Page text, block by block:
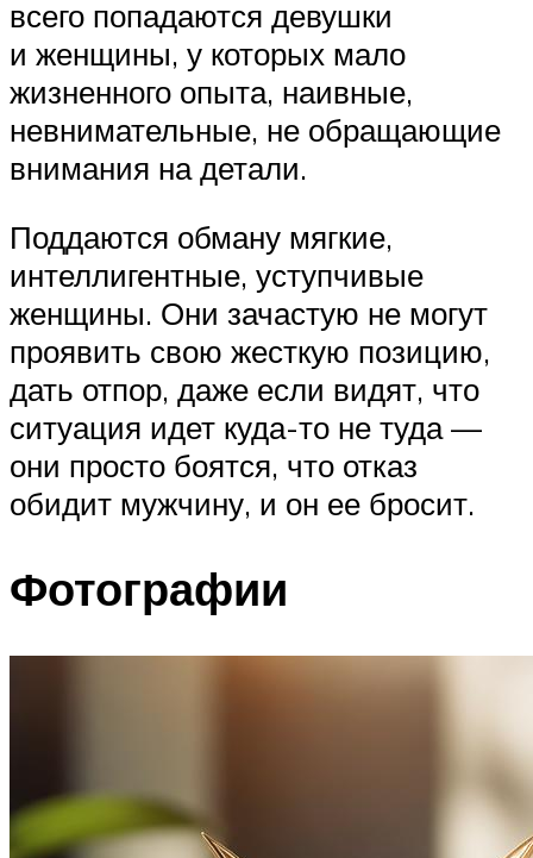
всего попадаются девушки
и женщины, у которых мало
жизненного опыта, наивные,
невнимательные, не обращающие
внимания на детали.
Поддаются обману мягкие,
интеллигентные, уступчивые
женщины. Они зачастую не могут
проявить свою жесткую позицию,
дать отпор, даже если видят, что
ситуация идет куда-то не туда —
они просто боятся, что отказ
обидит мужчину, и он ее бросит.
Фотографии